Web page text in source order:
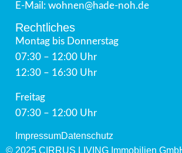
E-Mail: wohnen@hade-noh.de
Rechtliches
Montag bis Donnerstag
07:30 – 12:00 Uhr
12:30 – 16:30 Uhr
Freitag
07:30 – 12:00 Uhr
ImpressumDatenschutz
© 2025 CIRRUS LIVING Immobilien